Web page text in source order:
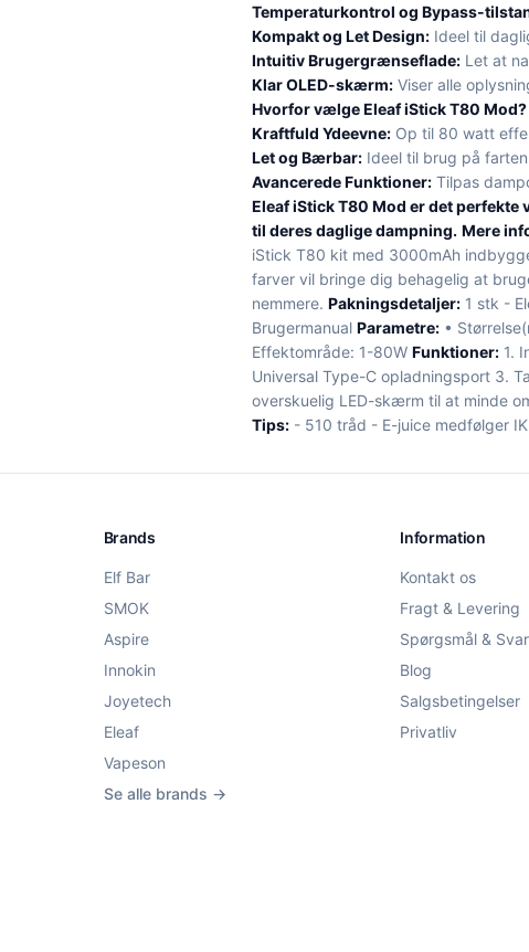
Temperaturkontrol og Bypass-
Kompakt og Let Design: Ideel til
Intuitiv Brugergrænseflade: Let at
Klar OLED-skærm: Viser alle
Hvorfor vælge Eleaf iStick T80 Mod?
Kraftfuld Ydeevne: Op til 80 watt
Let og Bærbar: Ideel til brug på
Avancerede Funktioner: Tilpas
Eleaf iStick T80 Mod er det
til deres daglige dampning. Mere
iStick T80 kit med 3000mAh
farver vil bringe dig behagelig at
nemmere. Pakningsdetaljer: 1 stk -
Brugermanual Parametre: •
Effektområde: 1-80W Funktioner: 1.
Universal Type-C opladningsport 3.
overskuelig LED-skærm til at minde
Tips: - 510 tråd - E-juice medfølger
Brands
Elf Bar
SMOK
Aspire
Innokin
Joyetech
Eleaf
Vapeson
Se alle brands →
Information
Kontakt os
Fragt & Levering
Spørgsmål & Svar
Blog
Salgsbetingelser
Privatliv